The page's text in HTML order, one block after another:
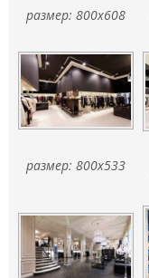
размер: 800x608
размер: 800x533